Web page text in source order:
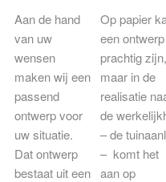
Aan de hand
van uw
wensen
maken wij een
passend
ontwerp voor
uw situatie.
Dat ontwerp
bestaat uit een
Op papier
een ontwerp
prachtig zijn,
maar in de
realisatie
de
– de
– komt het
aan op